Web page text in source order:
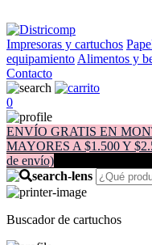
Impresoras y cartuchos
equipamiento Alimentos y
Contacto
0
ENVÍO GRATIS EN
MAYORES A $1.500 Y
de envío)
Buscador de cartuchos